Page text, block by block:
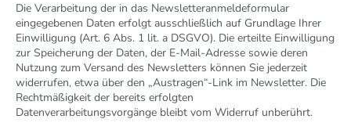
Die Verarbeitung der in das Newsletteranmeldeformular
eingegebenen Daten erfolgt ausschließlich auf Grundlage Ihrer
Einwilligung (Art. 6 Abs. 1 lit. a DSGVO). Die erteilte Einwilligung
zur Speicherung der Daten, der E-Mail-Adresse sowie deren
Nutzung zum Versand des Newsletters können Sie jederzeit
widerrufen, etwa über den „Austragen“-Link im Newsletter. Die
Rechtmäßigkeit der bereits erfolgten
Datenverarbeitungsvorgänge bleibt vom Widerruf unberührt.